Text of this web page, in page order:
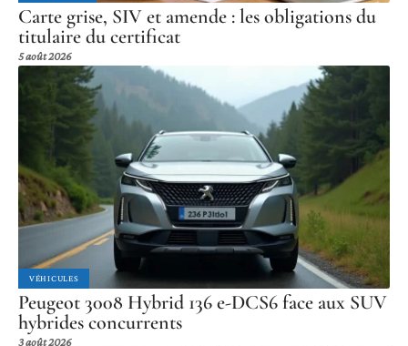
Carte grise, SIV et amende : les obligations du
titulaire du certificat
5 août 2026
VÉHICULES
Peugeot 3008 Hybrid 136 e-DCS6 face aux SUV
hybrides concurrents
3 août 2026